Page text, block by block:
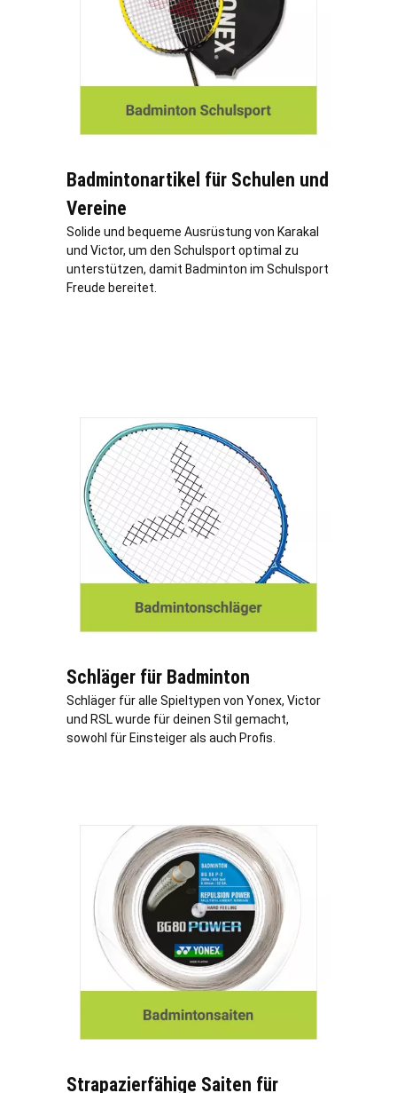
Badmintonartikel für Schulen und
Vereine
Solide und bequeme Ausrüstung von Karakal
und Victor, um den Schulsport optimal zu
unterstützen, damit Badminton im Schulsport
Freude bereitet.
Schläger für Badminton
Schläger für alle Spieltypen von Yonex, Victor
und RSL wurde für deinen Stil gemacht,
sowohl für Einsteiger als auch Profis.
Strapazierfähige Saiten für